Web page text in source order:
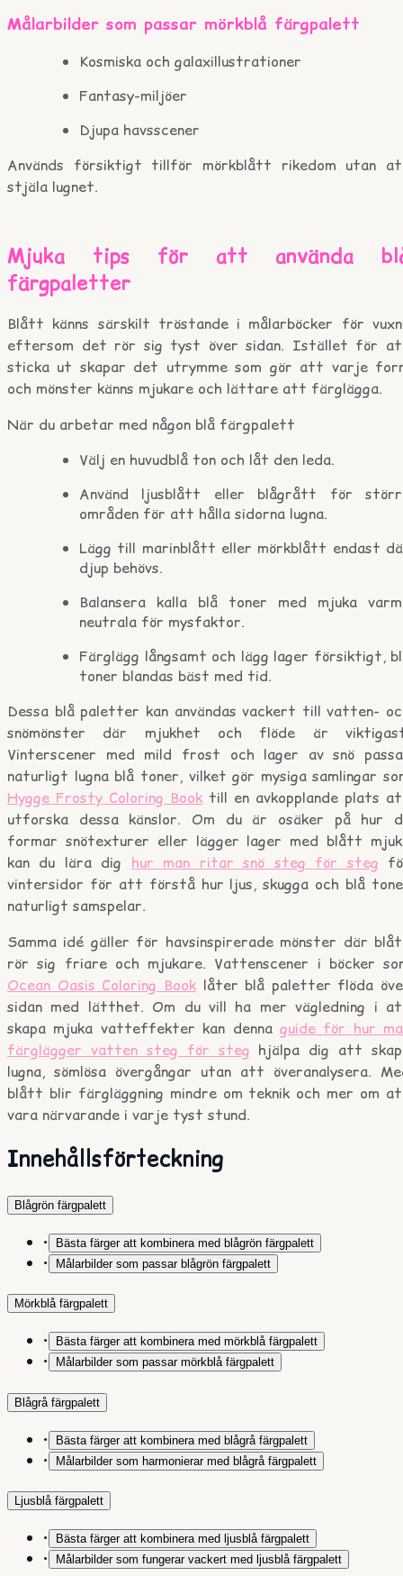
Målarbilder som passar mörkblå färgpalett
Kosmiska och galaxillustrationer
Fantasy-miljöer
Djupa havsscener
Används försiktigt tillför mörkblått rikedom utan
stjäla lugnet.
Mjuka tips för att använda
färgpaletter
Blått känns särskilt tröstande i målarböcker för
eftersom det rör sig tyst över sidan. Istället för
sticka ut skapar det utrymme som gör att varje
och mönster känns mjukare och lättare att färglägga.
När du arbetar med någon blå färgpalett
Välj en huvudblå ton och låt den leda.
Använd ljusblått eller blågrått för
områden för att hålla sidorna lugna.
Lägg till marinblått eller mörkblått endast
djup behövs.
Balansera kalla blå toner med mjuka
neutrala för mysfaktor.
Färglägg långsamt och lägg lager försiktigt,
toner blandas bäst med tid.
Dessa blå paletter kan användas vackert till vatten-
snömönster där mjukhet och flöde är
Vinterscener med mild frost och lager av snö
naturligt lugna blå toner, vilket gör mysiga samlingar
Hygge Frosty Coloring Book till en avkopplande plats
utforska dessa känslor. Om du är osäker på hur
formar snötexturer eller lägger lager med blått
kan du lära dig hur man ritar snö steg för steg
vintersidor för att förstå hur ljus, skugga och blå
naturligt samspelar.
Samma idé gäller för havsinspirerade mönster där
rör sig friare och mjukare. Vattenscener i böcker
Ocean Oasis Coloring Booklåter blå paletter flöda
sidan med lätthet. Om du vill ha mer vägledning i
skapa mjuka vatteffekter kan denna guide för hur
färglägger vatten steg för steg hjälpa dig att
lugna, sömlösa övergångar utan att överanalysera.
blått blir färgläggning mindre om teknik och mer om
vara närvarande i varje tyst stund.
Innehållsförteckning
Blågrön färgpalett
• Bästa färger att kombinera med blågrön färgpalett
• Målarbilder som passar blågrön färgpalett
Mörkblå färgpalett
• Bästa färger att kombinera med mörkblå färgpalett
• Målarbilder som passar mörkblå färgpalett
Blågrå färgpalett
• Bästa färger att kombinera med blågrå färgpalett
• Målarbilder som harmonierar med blågrå färgpalett
Ljusblå färgpalett
• Bästa färger att kombinera med ljusblå färgpalett
• Målarbilder som fungerar vackert med ljusblå färgpalett